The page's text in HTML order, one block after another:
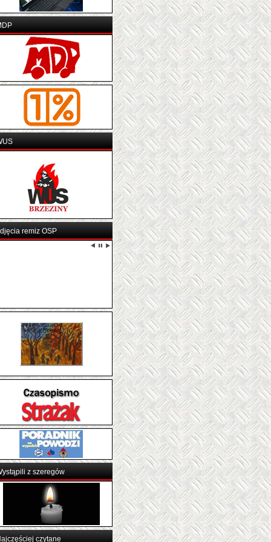
remiz OSP
z szeregów
czytane